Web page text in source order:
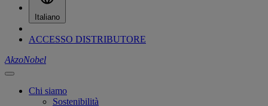
Italiano
ACCESSO DISTRIBUTORE
AkzoNobel
Chi siamo
Sostenibilità